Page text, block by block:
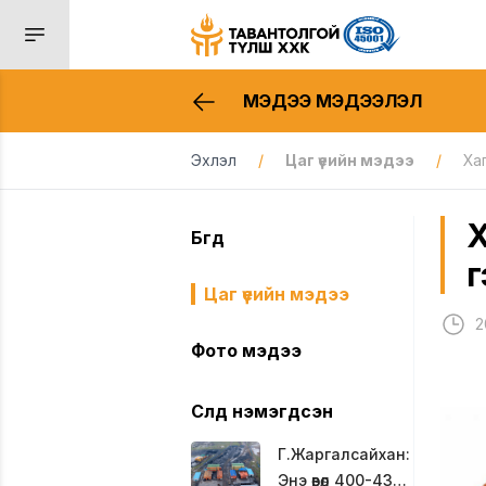
МЭДЭЭ МЭДЭЭЛЭЛ
Эхлэл / Цаг үеийн мэдээ /
Бүгд
Цаг үеийн мэдээ
Фото мэдээ
Сүүлд нэмэгдсэн
Г.Жаргалсайхан:
Энэ өвөл 400-430